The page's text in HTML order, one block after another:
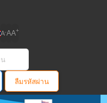
A-AA+
ลืมรหัสผ่าน